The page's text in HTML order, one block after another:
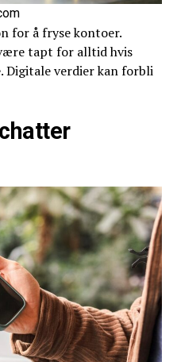
for å fryse kontoer.
tapt for alltid hvis
verdier kan forbli